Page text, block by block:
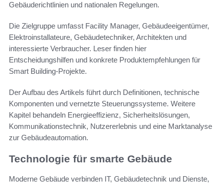
Gebäuderichtlinien und nationalen Regelungen.
Die Zielgruppe umfasst Facility Manager, Gebäudeeigentümer,
Elektroinstallateure, Gebäudetechniker, Architekten und
interessierte Verbraucher. Leser finden hier
Entscheidungshilfen und konkrete Produktempfehlungen für
Smart Building-Projekte.
Der Aufbau des Artikels führt durch Definitionen, technische
Komponenten und vernetzte Steuerungssysteme. Weitere
Kapitel behandeln Energieeffizienz, Sicherheitslösungen,
Kommunikationstechnik, Nutzererlebnis und eine Marktanalyse
zur Gebäudeautomation.
Technologie für smarte Gebäude
Moderne Gebäude verbinden IT, Gebäudetechnik und Dienste,